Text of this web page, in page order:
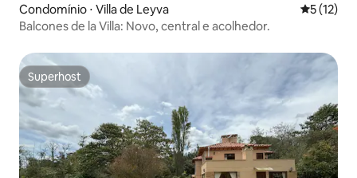
Condomínio ⋅ Villa de Leyva 5 de uma
5 (12)
Balcones de la Villa: Novo, central e acolhedor.
Superhost
Superhost